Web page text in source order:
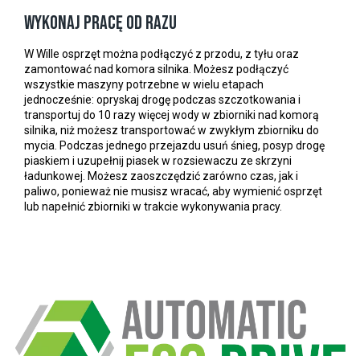
Wykonaj pracę od razu
W Wille osprzęt można podłączyć z przodu, z tyłu oraz
zamontować nad komora silnika. Możesz podłączyć
wszystkie maszyny potrzebne w wielu etapach
jednocześnie: opryskaj drogę podczas szczotkowania i
transportuj do 10 razy więcej wody w zbiorniki nad komorą
silnika, niż możesz transportować w zwykłym zbiorniku do
mycia. Podczas jednego przejazdu usuń śnieg, posyp drogę
piaskiem i uzupełnij piasek w rozsiewaczu ze skrzyni
ładunkowej. Możesz zaoszczędzić zarówno czas, jak i
paliwo, ponieważ nie musisz wracać, aby wymienić osprzęt
lub napełnić zbiorniki w trakcie wykonywania pracy.